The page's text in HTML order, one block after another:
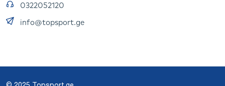
0322052120
info@topsport.ge